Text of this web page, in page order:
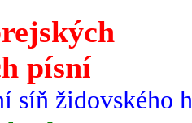
písní
síň židovského